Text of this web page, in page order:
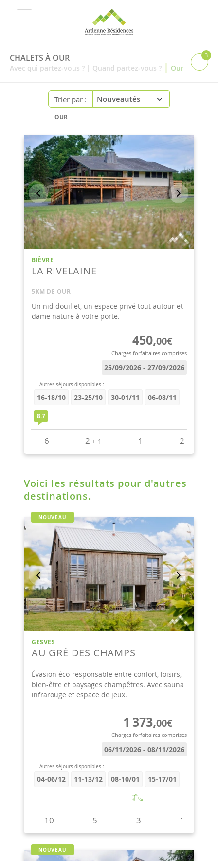
CHALETS À OUR
Avec qui partez-vous ? | Quand partez-vous ? | Our
3
Trier par :
OUR
Voici les résultats pour d'autres
destinations.